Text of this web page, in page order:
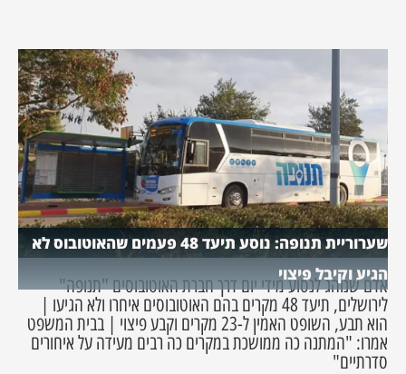
שערוריית תנופה: נוסע תיעד 48 פעמים שהאוטובוס לא
הגיע וקיבל פיצוי
אדם שנוהג לנסוע מידי יום דרך חברת האוטובוסים "תנופה"
לירושלים, תיעד 48 מקרים בהם האוטובוסים איחרו ולא הגיעו |
הוא תבע, השופט האמין ל-23 מקרים וקבע פיצוי | בבית המשפט
אמרו: "המתנה כה ממושכת במקרים כה רבים מעידה על איחורים
סדרתיים"